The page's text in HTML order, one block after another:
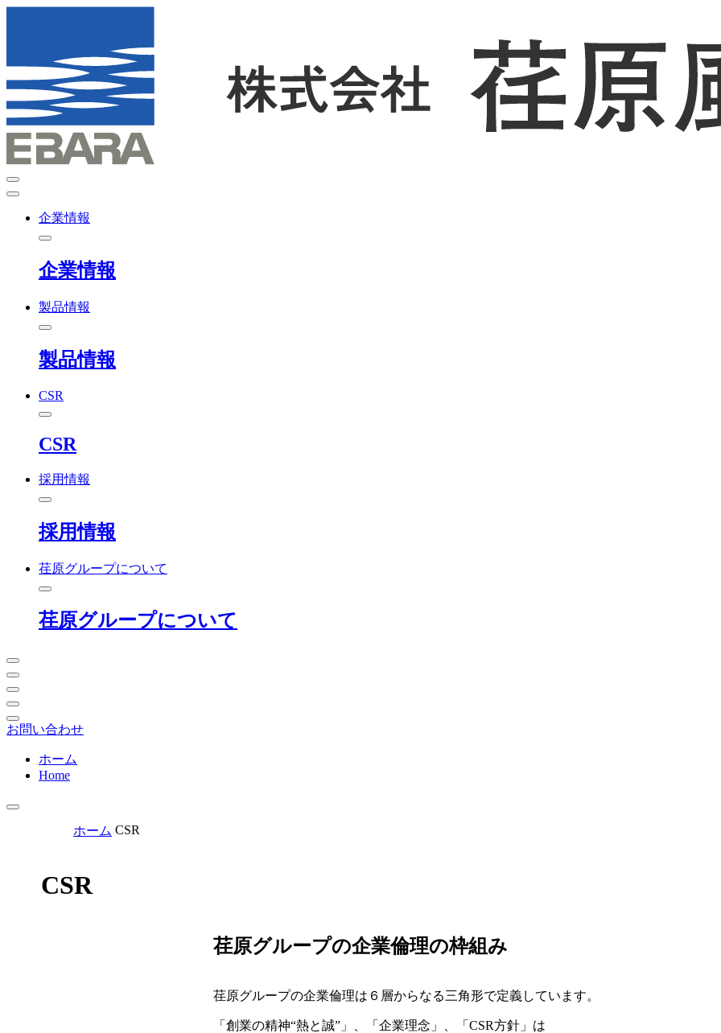
企業情報
企業情報
製品情報
製品情報
CSR
CSR
採用情報
採用情報
荏原グループについて
荏原グループについて
お問い合わせ
ホーム
Home
ホーム CSR
CSR
荏原グループの企業倫理の枠組み
荏原グループの企業倫理は６層からなる三角形で定義しています。
「創業の精神“熱と誠”」、「企業理念」、「CSR方針」は